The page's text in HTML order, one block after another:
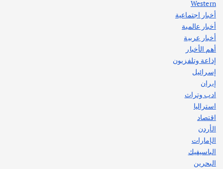
Western
أخبار اجتماعية
أخبار عالمية
أخبار عربية
أهم الأخبار
إذاعة وتلفزيون
إسرائيل
إيران
ادب وتراث
استراليا
اقتصاد
الأردن
الإمارات
الباسيفيك
البحرين